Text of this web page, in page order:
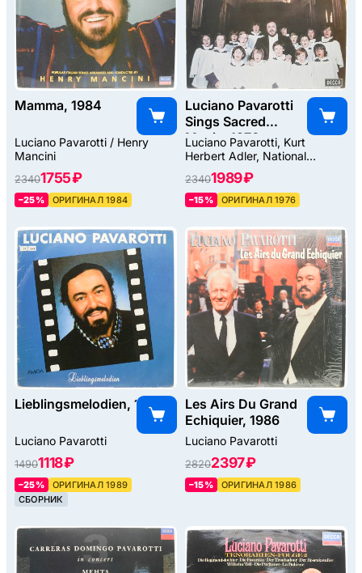
Mamma, 1984
Luciano Pavarotti / Henry
Mancini
23401755 ₽
–25% ОРИГИНАЛ 1984
Luciano Pavarotti
Sings Sacred
Music, 1976
Luciano Pavarotti, Kurt
Herbert Adler, National
Philharmonic
23401989 ₽
–15% ОРИГИНАЛ 1976
Lieblingsmelodien, 1989
Luciano Pavarotti
14901118 ₽
–25%
ОРИГИНАЛ 1989
СБОРНИК
Les Airs Du Grand
Echiquier, 1986
Luciano Pavarotti
28202397 ₽
–15% ОРИГИНАЛ 1986